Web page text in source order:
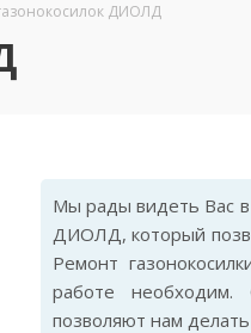
ДИОЛД
Мы рады видеть Вас в
ДИОЛД, который
Ремонт
работе необходим.
позволяют нам